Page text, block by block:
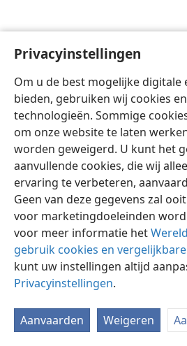
Privacyinstellingen
Om u de best mogelijke
bieden, gebruiken wij cookies
technologieën. Sommige
om onze website te laten
worden geweigerd. U kunt het
aanvullende cookies, die wij
ervaring te verbeteren,
Geen van deze gegevens zal
voor marketingdoeleinden
voor meer informatie het
gebruik cookies en
kunt uw instellingen altijd
Privacyinstellingen.
Aanvaarden Weigeren
Nederlands
Copyright © 2026 Watch Tower Bible and
Gebruiksvoorwaarden
JW.ORG